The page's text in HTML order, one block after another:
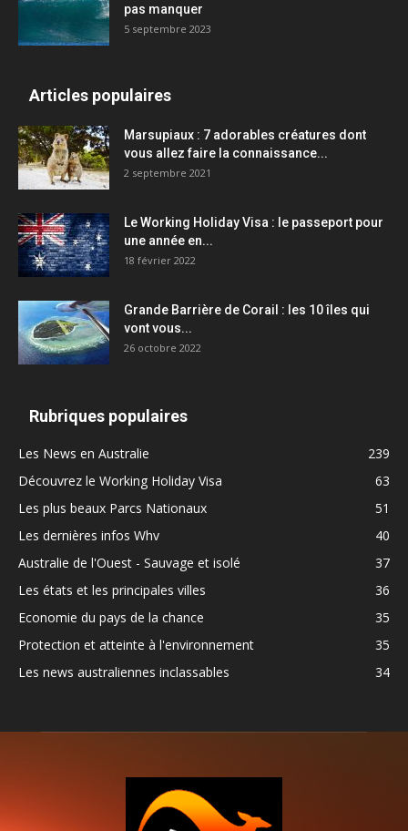
pas manquer
5 septembre 2023
Articles populaires
Marsupiaux : 7 adorables créatures dont
vous allez faire la connaissance...
2 septembre 2021
Le Working Holiday Visa : le passeport pour
une année en...
18 février 2022
Grande Barrière de Corail : les 10 îles qui
vont vous...
26 octobre 2022
Rubriques populaires
Les News en Australie
239
Découvrez le Working Holiday Visa
63
Les plus beaux Parcs Nationaux
51
Les dernières infos Whv
40
Australie de l'Ouest - Sauvage et isolé
37
Les états et les principales villes
36
Economie du pays de la chance
35
Protection et atteinte à l'environnement
35
Les news australiennes inclassables
34